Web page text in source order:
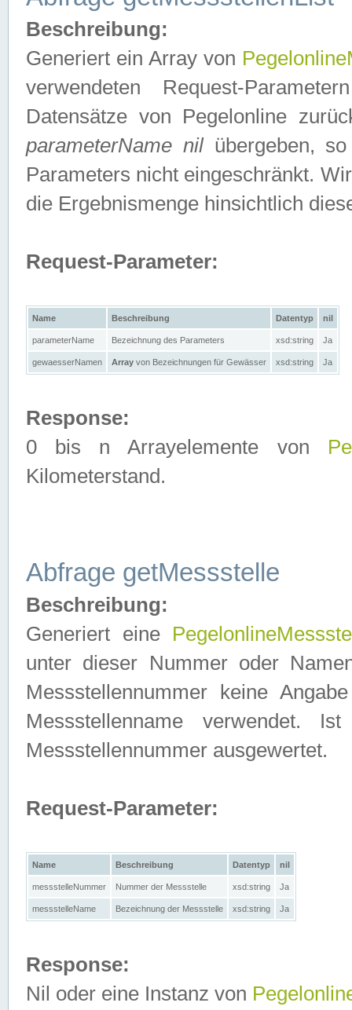
Beschreibung:
Generiert ein Array von
verwendeten Request-
Datensätze von Pegelonline
parameterName nilübergeben, so
Parameters nicht eingeschränkt.
die Ergebnismenge hinsichtlich
Request-Parameter:
Name Beschreibung Datentyp nil
parameterName Bezeichnung des Parameters xsd:string Ja
gewaesserNamen Array von Bezeichnungen für Gewässer xsd:string Ja
Response:
0 bis n Arrayelemente von
Kilometerstand.
Abfrage getMessstelle
Beschreibung:
Generiert eine
unter dieser Nummer oder
Messstellennummer keine
Messstellenname verwendet.
Messstellennummer ausgewertet.
Request-Parameter:
Name Beschreibung Datentyp nil
messstelleNummer Nummer der Messstelle xsd:string Ja
messstelleName Bezeichnung der Messstelle xsd:string Ja
Response:
Nil oder eine Instanz von